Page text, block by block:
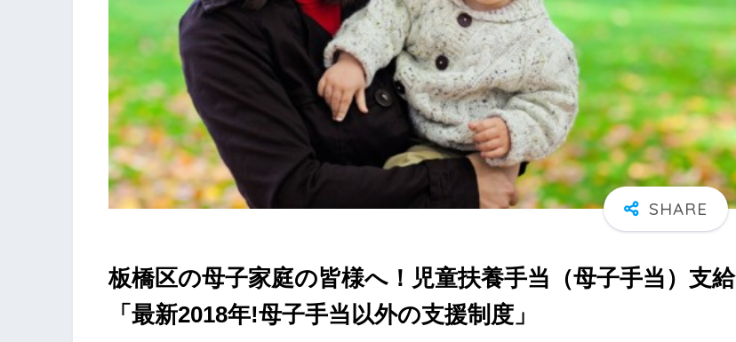
板橋区の母子家庭の皆様へ！児童扶養手当（母子手当）支給
「最新2018年!母子手当以外の支援制度」